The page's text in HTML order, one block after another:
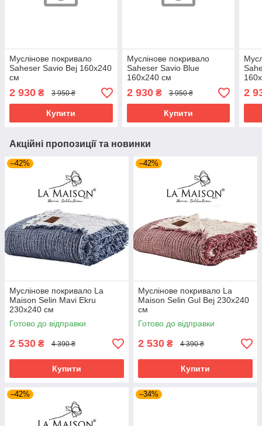
Муслінове покривало
Saheser Savio Bej 160х240
см
2 930 ₴ 3 950 ₴
Купити
Муслінове покривало
Saheser Savio Blue
160х240 см
2 930₴ 3 950 ₴
Купити
2
Акційні пропозиції та новинки
–42%
Муслінове покривало La
Maison Selin Mavi Ekru
230х240 см
Готово до відправки
2 530 ₴ 4 390 ₴
Купити
–42%
Муслінове покривало La
Maison Selin Gul Bej 230х240
см
Готово до відправки
2 530 ₴ 4 390 ₴
Купити
–42% –34%